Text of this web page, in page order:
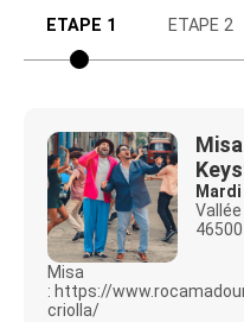
offres
Accès
ETAPE 1 ETAPE 2
46500
Misa
: https://
criolla/